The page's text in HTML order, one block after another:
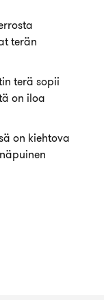
terän
terä sopii
on iloa
on kiehtova